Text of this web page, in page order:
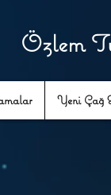
Yeni Çağ